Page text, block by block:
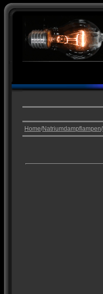
Home/Natriumdampflampen/